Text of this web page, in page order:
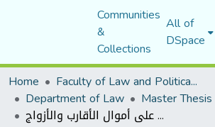
Communities
&
Collections
All of
DSpace
Home
Faculty of Law and Political Science
Department of Law Master Thesis
الجرائم المتعلقة بالاعتداء على أموال الأقارب والأزواج